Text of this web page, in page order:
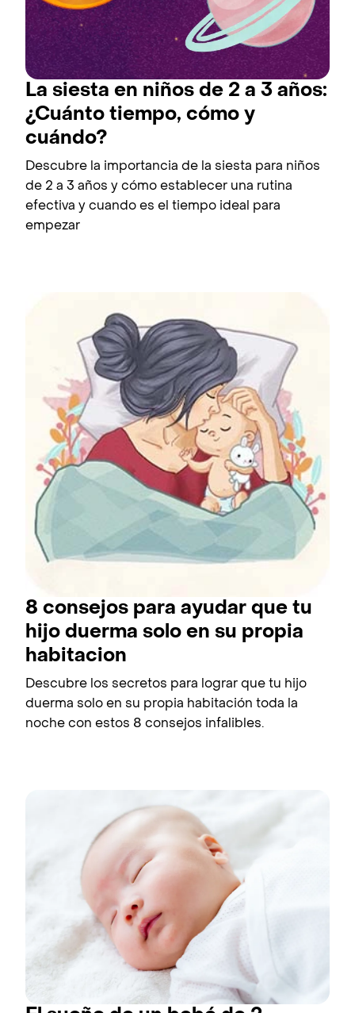
La siesta en niños de 2 a 3 años:
¿Cuánto tiempo, cómo y
cuándo?
Descubre la importancia de la siesta para niños
de 2 a 3 años y cómo establecer una rutina
efectiva y cuando es el tiempo ideal para
empezar
8 consejos para ayudar que tu
hijo duerma solo en su propia
habitacion
Descubre los secretos para lograr que tu hijo
duerma solo en su propia habitación toda la
noche con estos 8 consejos infalibles.